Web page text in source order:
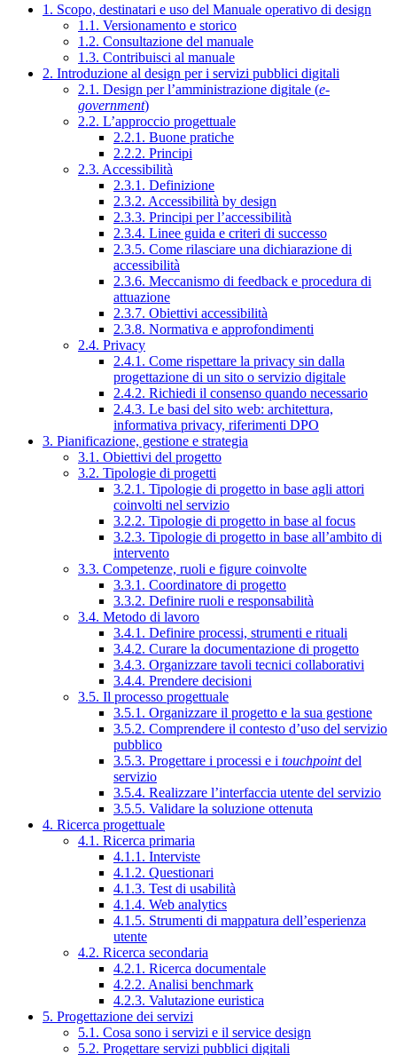
1. Scopo, destinatari e uso del Manuale operativo di design
1.1. Versionamento e storico
1.2. Consultazione del manuale
1.3. Contribuisci al manuale
2. Introduzione al design per i servizi pubblici digitali
2.1. Design per l’amministrazione digitale (e-
government)
2.2. L’approccio progettuale
2.2.1. Buone pratiche
2.2.2. Principi
2.3. Accessibilità
2.3.1. Definizione
2.3.2. Accessibilità by design
2.3.3. Principi per l’accessibilità
2.3.4. Linee guida e criteri di successo
2.3.5. Come rilasciare una dichiarazione di
accessibilità
2.3.6. Meccanismo di feedback e procedura di
attuazione
2.3.7. Obiettivi accessibilità
2.3.8. Normativa e approfondimenti
2.4. Privacy
2.4.1. Come rispettare la privacy sin dalla
progettazione di un sito o servizio digitale
2.4.2. Richiedi il consenso quando necessario
2.4.3. Le basi del sito web: architettura,
informativa privacy, riferimenti DPO
3. Pianificazione, gestione e strategia
3.1. Obiettivi del progetto
3.2. Tipologie di progetti
3.2.1. Tipologie di progetto in base agli attori
coinvolti nel servizio
3.2.2. Tipologie di progetto in base al focus
3.2.3. Tipologie di progetto in base all’ambito di
intervento
3.3. Competenze, ruoli e figure coinvolte
3.3.1. Coordinatore di progetto
3.3.2. Definire ruoli e responsabilità
3.4. Metodo di lavoro
3.4.1. Definire processi, strumenti e rituali
3.4.2. Curare la documentazione di progetto
3.4.3. Organizzare tavoli tecnici collaborativi
3.4.4. Prendere decisioni
3.5. Il processo progettuale
3.5.1. Organizzare il progetto e la sua gestione
3.5.2. Comprendere il contesto d’uso del servizio
pubblico
3.5.3. Progettare i processi e i touchpointdel
servizio
3.5.4. Realizzare l’interfaccia utente del servizio
3.5.5. Validare la soluzione ottenuta
4. Ricerca progettuale
4.1. Ricerca primaria
4.1.1. Interviste
4.1.2. Questionari
4.1.3. Test di usabilità
4.1.4. Web analytics
4.1.5. Strumenti di mappatura dell’esperienza
utente
4.2. Ricerca secondaria
4.2.1. Ricerca documentale
4.2.2. Analisi benchmark
4.2.3. Valutazione euristica
5. Progettazione dei servizi
5.1. Cosa sono i servizi e il service design
5.2. Progettare servizi pubblici digitali